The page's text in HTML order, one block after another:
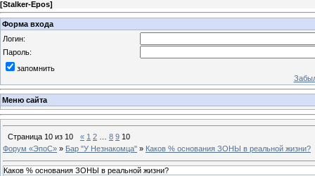
[Stalker-Epos]
Форма входа
Логин:
Пароль:
запомнить
Меню сайта
Страница 10 из 10 « 1 2 8 9 10
Форум «ЭпоС» » Бар "У Незнакомца" » Каков % основания ЗОНЫ в реальной жизни?
Каков % основания ЗОНЫ в реальной жизни?